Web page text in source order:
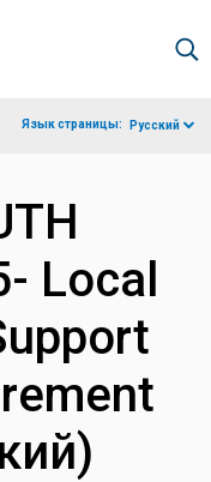
Язык страницы: Русский
Local